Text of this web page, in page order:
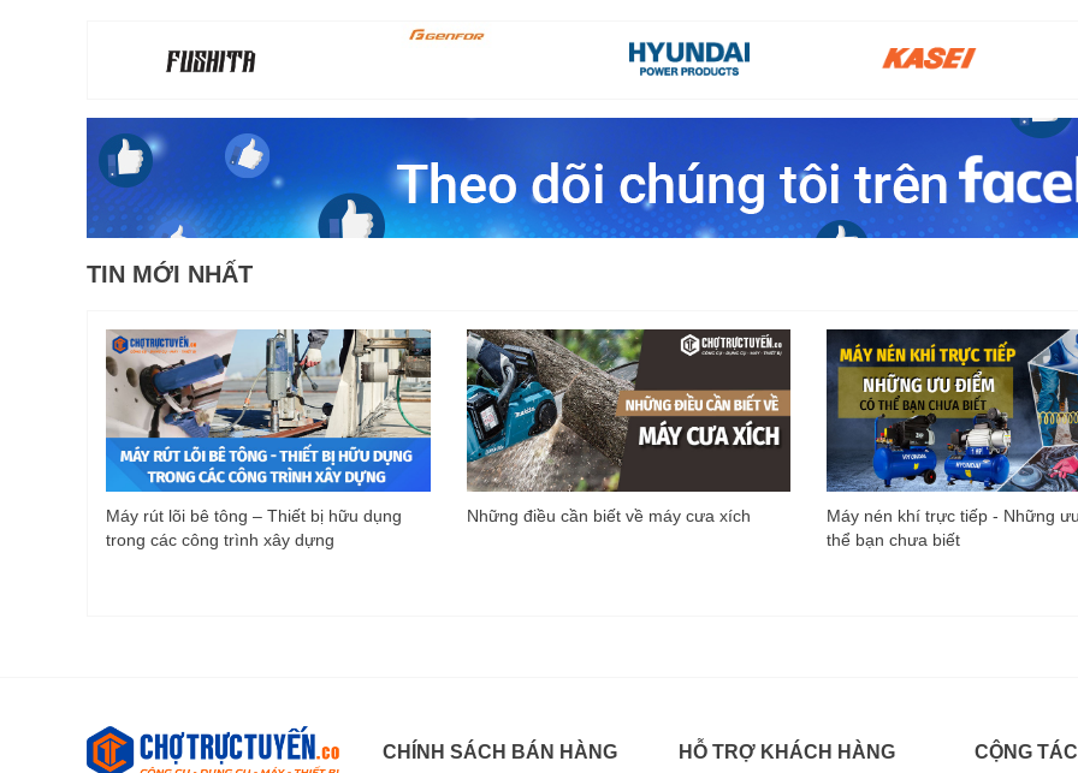
TIN MỚI NHẤT
Máy rút lõi bê tông – Thiết bị hữu dụng
trong các công trình xây dựng
Những điều cần biết về máy cưa xích
Máy nén khí trực tiếp - Những
thể bạn chưa biết
CHÍNH SÁCH BÁN HÀNG HỖ TRỢ KHÁCH HÀNG CỘNG